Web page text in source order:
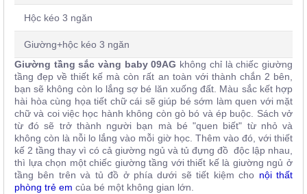
Hộc kéo 3 ngăn
Giường+hộc kéo 3 ngăn
Giường tầng sắc vàng baby 09AG không chỉ là chiếc giường
tầng đẹp về thiết kế mà còn rất an toàn với thành chắn 2 bên,
bạn sẽ không còn lo lắng sợ bé lăn xuống đất. Màu sắc kết hợp
hài hòa cùng họa tiết chữ cái sẽ giúp bé sớm làm quen với mặt
chữ và coi việc học hành không còn gò bó và ép buộc. Sách vở
từ đó sẽ trở thành người bạn mà bé "quen biết" từ nhỏ và
không còn là nỗi lo lắng vào mỗi giờ học. Thêm vào đó, với thiết
kế 2 tầng thay vì có cả giường ngủ và tủ đựng đồ độc lập nhau,
thì lựa chọn một chiếc giường tầng với thiết kế là giường ngủ ở
tầng bên trên và tủ đồ ở phía dưới sẽ tiết kiệm cho nội thất
phòng trẻ em của bé một không gian lớn.